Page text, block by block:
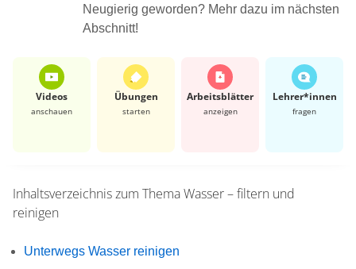
Neugierig geworden? Mehr dazu im nächsten
Abschnitt!
Videos
anschauen
Übungen
starten
Arbeits­blätter
anzeigen
Lehrer*​innen
fragen
Inhaltsverzeichnis zum ThemaWasser – filtern und
reinigen
Unterwegs Wasser reinigen